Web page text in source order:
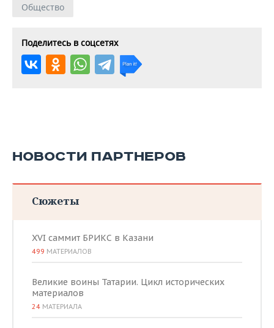
Общество
Поделитесь в соцсетях
НОВОСТИ ПАРТНЕРОВ
Сюжеты
XVI саммит БРИКС в Казани
499 МАТЕРИАЛОВ
Великие воины Татарии. Цикл исторических
материалов
24 МАТЕРИАЛА